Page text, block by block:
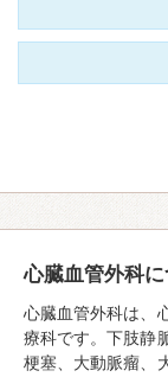
心臓血管外科
心臓血管外科は、
療科です。下肢静
梗塞、大動脈瘤、